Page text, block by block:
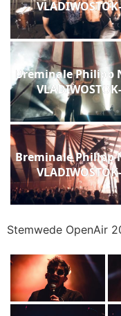
Breminale Philipp
Breminale Philipp
Stemwede OpenAir